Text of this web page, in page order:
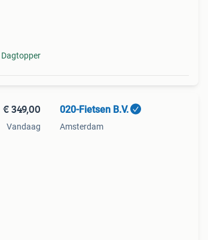
Dagtopper
€ 349,00
Vandaag
020-Fietsen B.V.
Amsterdam